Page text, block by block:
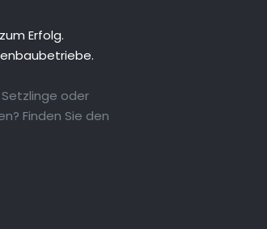
Erfolg.
oder
Finden Sie den